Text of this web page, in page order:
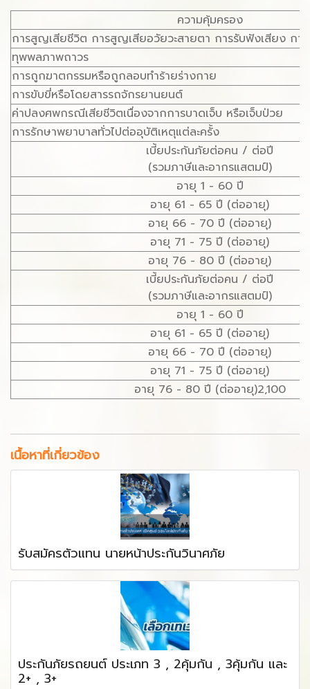
ความคุ้มครอง
การสูญเสียชีวิต การสูญเสียอวัยวะสายตา การรับฟังเสียง กา
ทุพพลภาพถาวร
การถูกฆาตกรรมหรือถูกลอบทำร้ายร่างกาย
การขับขี่หรือโดยสารรถจักรยานยนต์
ค่าปลงศพกรณีเสียชีวิตเนื่องจากการบาดเจ็บ หรือเจ็บป่วย
การรักษาพยาบาลทั่วไปต่ออุบัติเหตุแต่ละครั้ง
เบี้ยประกันภัยต่อคน / ต่อปี
(รวมภาษีและอากรแสตมป์)
อายุ 1 - 60 ปี
อายุ 61 - 65 ปี (ต่ออายุ)
อายุ 66 - 70 ปี (ต่ออายุ)
อายุ 71 - 75 ปี (ต่ออายุ)
อายุ 76 - 80 ปี (ต่ออายุ)
เบี้ยประกันภัยต่อคน / ต่อปี
(รวมภาษีและอากรแสตมป์)
อายุ 1 - 60 ปี
อายุ 61 - 65 ปี (ต่ออายุ)
อายุ 66 - 70 ปี (ต่ออายุ)
อายุ 71 - 75 ปี (ต่ออายุ)
อายุ 76 - 80 ปี (ต่ออายุ)2,100
เนื้อหาที่เกี่ยวข้อง
รับสมัครตัวแทน นายหน้าประกันวินาศภัย
ประกันภัยรถยนต์ ประเภท 3 , 2คุ้มกัน , 3คุ้มกัน และ
2+ , 3+